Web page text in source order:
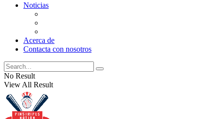
Noticias
Acerca de
Contacta con nosotros
No Result
View All Result